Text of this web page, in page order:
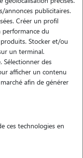
et...
annonces publicitaires.
Créer un profil
performance du
Stocker et/ou
un terminal.
Sélectionner des
afficher un contenu
afin de générer
ces technologies en